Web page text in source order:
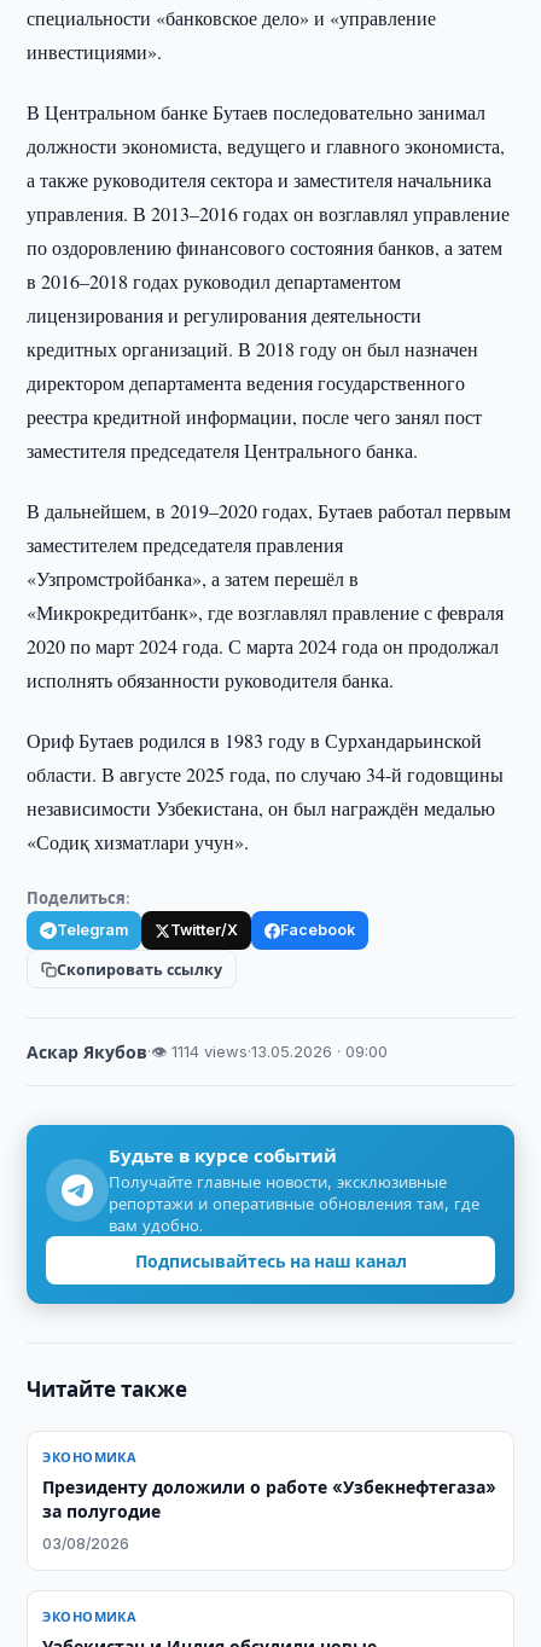
специальности «банковское дело» и «управление
инвестициями».
В Центральном банке Бутаев последовательно занимал
должности экономиста, ведущего и главного экономиста,
а также руководителя сектора и заместителя начальника
управления. В 2013–2016 годах он возглавлял управление
по оздоровлению финансового состояния банков, а затем
в 2016–2018 годах руководил департаментом
лицензирования и регулирования деятельности
кредитных организаций. В 2018 году он был назначен
директором департамента ведения государственного
реестра кредитной информации, после чего занял пост
заместителя председателя Центрального банка.
В дальнейшем, в 2019–2020 годах, Бутаев работал первым
заместителем председателя правления
«Узпромстройбанка», а затем перешёл в
«Микрокредитбанк», где возглавлял правление с февраля
2020 по март 2024 года. С марта 2024 года он продолжал
исполнять обязанности руководителя банка.
Ориф Бутаев родился в 1983 году в Сурхандарьинской
области. В августе 2025 года, по случаю 34-й годовщины
независимости Узбекистана, он был награждён медалью
«Содиқ хизматлари учун».
Поделиться:
Telegram Twitter/X Facebook
Скопировать ссылку
Аскар Якубов·👁 1114 views·13.05.2026 · 09:00
Будьте в курсе событий
Получайте главные новости, эксклюзивные
репортажи и оперативные обновления там, где
вам удобно.
Подписывайтесь на наш канал
Читайте также
ЭКОНОМИКА
Президенту доложили о работе «Узбекнефтегаза»
за полугодие
03/08/2026
ЭКОНОМИКА